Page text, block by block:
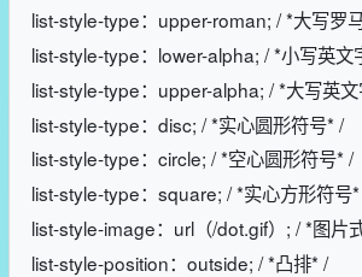
list-style-type：upper-roman; / *大写罗
list-style-type：lower-alpha; / *小写英文
list-style-type：upper-alpha; / *大写英
list-style-type：disc; / *实心圆形符号* /
list-style-type：circle; / *空心圆形符号* /
list-style-type：square; / *实心方形符号
list-style-image：url（/dot.gif）; / *图片
list-style-position：outside; / *凸排* /